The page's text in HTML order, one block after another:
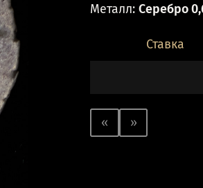
Металл: Серебро
Ставка
« »